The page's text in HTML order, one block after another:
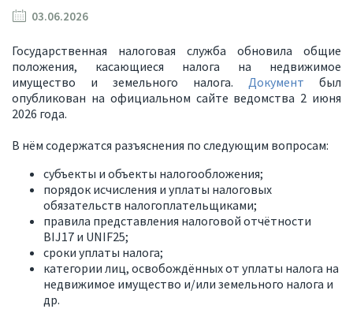
03.06.2026
Государственная налоговая служба обновила общие
положения, касающиеся налога на недвижимое
имущество и земельного налога. Документ был
опубликован на официальном сайте ведомства 2 июня
2026 года.
В нём содержатся разъяснения по следующим вопросам:
субъекты и объекты налогообложения;
порядок исчисления и уплаты налоговых
обязательств налогоплательщиками;
правила представления налоговой отчётности
BIJ17 и UNIF25;
сроки уплаты налога;
категории лиц, освобождённых от уплаты налога на
недвижимое имущество и/или земельного налога и
др.